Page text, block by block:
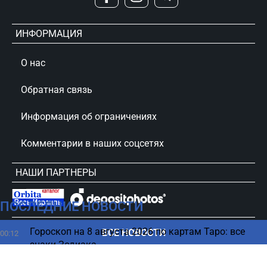
ПОСЛЕДНИЕ НОВОСТИ
00:12
Гороскоп на 8 августа 2026 по картам Таро: все
знаки Зодиака
ВСЕ НОВОСТИ
ИНФОРМАЦИЯ
О нас
Обратная связь
Информация об ограничениях
Комментарии в наших соцсетях
НАШИ ПАРТНЕРЫ
сursorinfo.co.il © Все права защищены